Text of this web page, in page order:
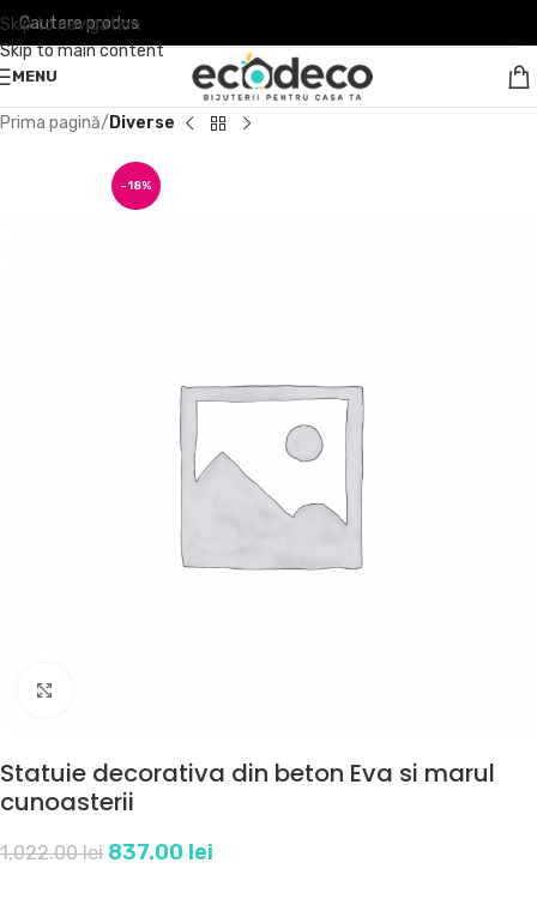
Skip to navigation
Skip to main content
MENU
Prima pagină Diverse
-18%
Statuie decorativa din beton Eva si marul
cunoasterii
1,022.00lei 837.00 lei